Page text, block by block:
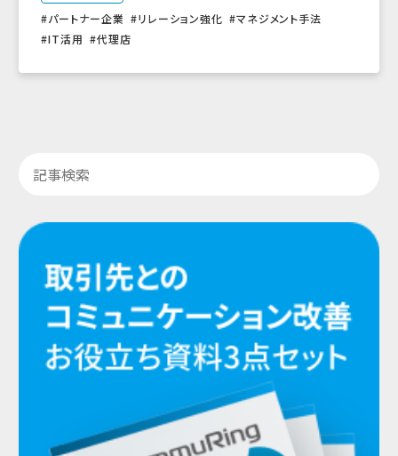
パートナー企業
リレーション強化
マネジメント手法
IT活用
代理店